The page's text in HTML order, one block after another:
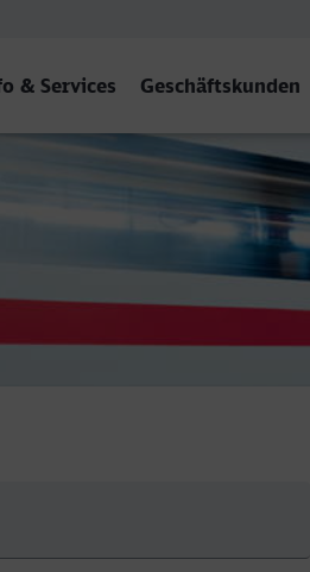
& Services Geschäftskunden
Hbf